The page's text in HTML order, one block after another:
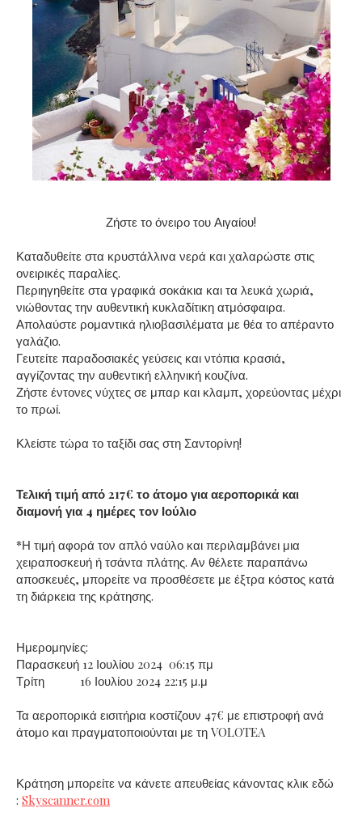
Ζήστε το όνειρο του Αιγαίου!
Καταδυθείτε στα κρυστάλλινα νερά και χαλαρώστε στις
ονειρικές παραλίες.
Περιηγηθείτε στα γραφικά σοκάκια και τα λευκά χωριά,
νιώθοντας την αυθεντική κυκλαδίτικη ατμόσφαιρα.
Απολαύστε ρομαντικά ηλιοβασιλέματα με θέα το απέραντο
γαλάζιο.
Γευτείτε παραδοσιακές γεύσεις και ντόπια κρασιά,
αγγίζοντας την αυθεντική ελληνική κουζίνα.
Ζήστε έντονες νύχτες σε μπαρ και κλαμπ, χορεύοντας μέχρι
το πρωί.
Κλείστε τώρα το ταξίδι σας στη Σαντορίνη!
Τελική τιμή από 217€ το άτομο για αεροπορικά και
διαμονή για 4 ημέρες τον Ιούλιο
*Η τιμή αφορά τον απλό ναύλο και περιλαμβάνει μια
χειραποσκευή ή τσάντα πλάτης. Αν θέλετε παραπάνω
αποσκευές, μπορείτε να προσθέσετε με έξτρα κόστος κατά
τη διάρκεια της κράτησης.
Ημερομηνίες:
Παρασκευή 12 Ιουλίου 2024 06:15 πμ
Τρίτη 16 Ιουλίου 2024 22:15 μ.μ
Τα αεροπορικά εισιτήρια κοστίζουν 47€ με επιστροφή ανά
άτομο και πραγματοποιούνται με τη VOLOTEA
Κράτηση μπορείτε να κάνετε απευθείας κάνοντας κλικ εδώ
: Skyscanner.com